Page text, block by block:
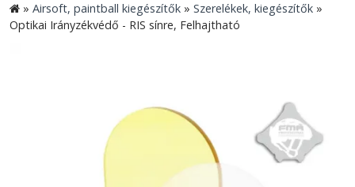
» Airsoft, paintball kiegészítők » Szerelékek, kiegészítők »
Optikai Irányzékvédő - RIS sínre, Felhajtható